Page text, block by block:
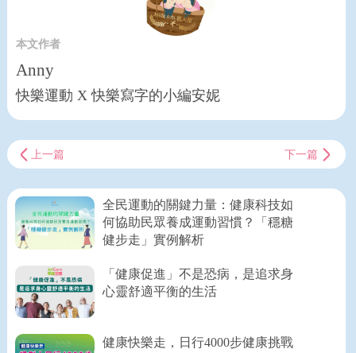
本文作者
Anny
快樂運動 X 快樂寫字的小編安妮
上一篇 下一篇
全民運動的關鍵力量：健康科技如
何協助民眾養成運動習慣？「穩糖
健步走」實例解析
「健康促進」不是恐病，是追求身
心靈舒適平衡的生活
健康快樂走，日行4000步健康挑戰